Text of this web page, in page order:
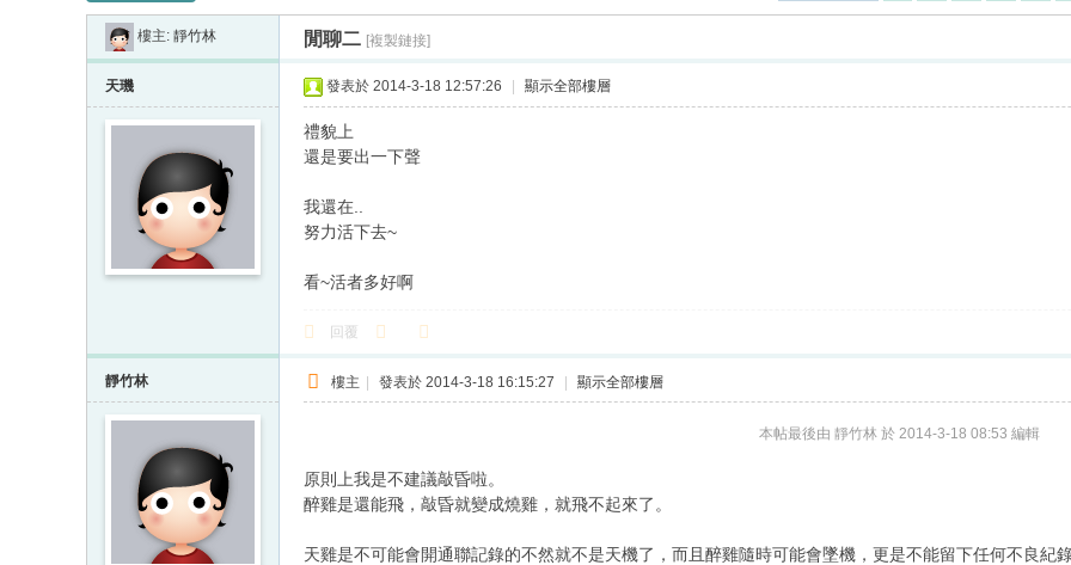
竹
樓主: 靜竹林 閒聊二 [複製鏈接]
天璣 發表於 2014-3-18 12:57:26 顯示全部樓層
禮貌上
還是要出一下聲
我還在..
努力活下去~
看~活者多好啊
回覆
靜竹林 樓主 | 發表於 2014-3-18 16:15:27 | 顯示全部樓層
本帖最後由 靜竹林 於 2014-3-18 08:53 編輯
原則上我是不建議敲昏啦。
醉雞是還能飛，敲昏就變成燒雞，就飛不起來了。
天雞是不可能會開通聯記錄的不然就不是天機了，而且醉雞隨時可能會墜機，更是不能留下任何不良紀